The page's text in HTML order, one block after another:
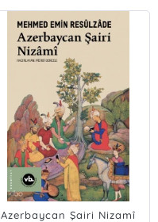
Azerbaycan Şairi Nizamî